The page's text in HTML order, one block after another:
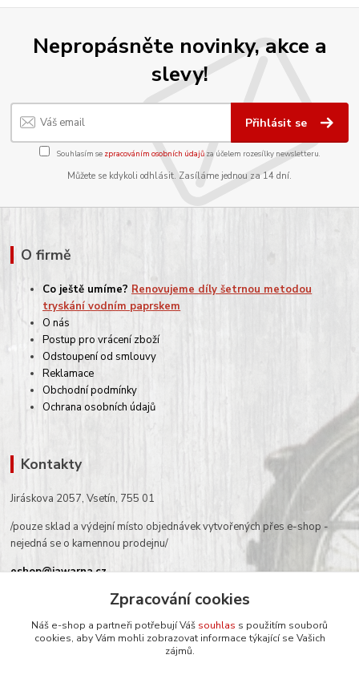
Nepropásněte novinky, akce a
slevy!
Přihlásit se
Souhlasím se zpracováním osobních údajůza účelem rozesílky newsletteru.
Můžete se kdykoli odhlásit. Zasíláme jednou za 14 dní.
O firmě
Co ještě umíme? Renovujeme díly šetrnou metodou
tryskání vodním paprskem
O nás
Postup pro vrácení zboží
Odstoupení od smlouvy
Reklamace
Obchodní podmínky
Ochrana osobních údajů
Kontakty
Jiráskova 2057, Vsetín, 755 01
/pouze sklad a výdejní místo objednávek vytvořených přes e-shop -
nejedná se o kamennou prodejnu/
eshop@jawarna.cz
tel.: +420 608 369 346
(po-pá 9h-16h)
Zpracování cookies
Náš e-shop a partneři potřebují Váš souhlas s použitím souborů
cookies, aby Vám mohli zobrazovat informace týkající se Vašich
zájmů.